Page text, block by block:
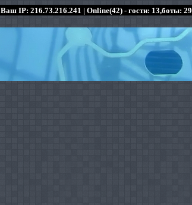
Ваш IP: 216.73.216.241 | Online(42) - гости: 13,боты: 29